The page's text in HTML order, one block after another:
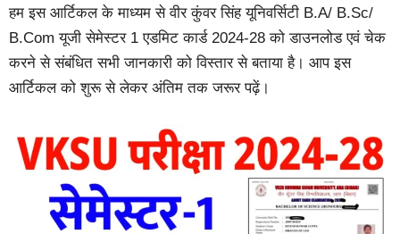
हम इस आर्टिकल के माध्यम से वीर कुंवर सिंह यूनिवर्सिटी B.A/ B.Sc/
B.Com यूजी सेमेस्टर 1 एडमिट कार्ड 2024-28 को डाउनलोड एवं चेक
करने से संबंधित सभी जानकारी को विस्तार से बताया है। आप इस
आर्टिकल को शुरू से लेकर अंतिम तक जरूर पढ़ें।